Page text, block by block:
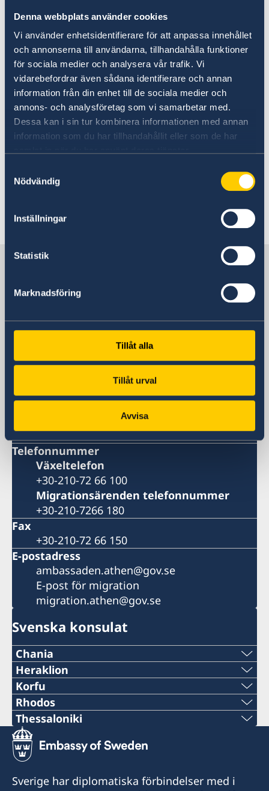
Denna webbplats använder cookies
Vi använder enhetsidentifierare för att anpassa innehållet
och annonserna till användarna, tillhandahålla funktioner
för sociala medier och analysera vår trafik. Vi
vidarebefordrar även sådana identifierare och annan
information från din enhet till de sociala medier och
annons- och analysföretag som vi samarbetar med.
Dessa kan i sin tur kombinera informationen med annan
information som du har tillhandahållit eller som de har
Nödvändig
Inställningar
Statistik
Marknadsföring
Tillåt alla
Tillåt urval
Avvisa
Svensk-Grekiska Föreningen på Rhodos
Ordförande: Ull
Tel: +30 22410 75488
E-post:svenskaklubbenrhodos@hotmail.com
Senast uppdaterad 23 jan. 2018, 15.30
Till Grekland, Athen
Svenskar i Världen
Sverige i Grekland
Sveriges ambassad
Besöksadress
Vassileos Konstantinou 7
Athen
Vassileos Konstantinou 7
Grekland
Telefonnummer
Växeltelefon
+30-210-72 66 100
Migrationsärenden telefonnummer
+30-210-7266 180
Fax
+30-210-72 66 150
E-postadress
ambassaden.athen@gov.se
E-post för migration
migration.athen@gov.se
Svenska konsulat
Chania
Telefonnummer
+30 28210 57330
E-post
chania@consulatesofsweden.gr
Faxnummer
Heraklion
Telefonnummer
+30 2810 225991
E-post
heraklion@consulatesofsweden.gr
Korfu
Telefonnummer
+30 26610-37938
E-post
corfu@consulatesofsweden.gr
Rhodos
Telefonnummer
+30 22410 96430
Thessaloniki
Telefonnummer
+30 2310 284065
E-post
Sverige har diplomatiska förbindelser med i